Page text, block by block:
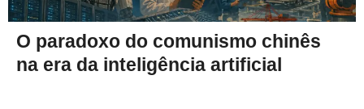
O paradoxo do comunismo chinês
na era da inteligência artificial